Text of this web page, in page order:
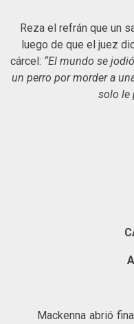
Reza el refrán que un
luego de que el juez
cárcel: “El mundo se
un perro por morder a
solo le
Mackenna abrió